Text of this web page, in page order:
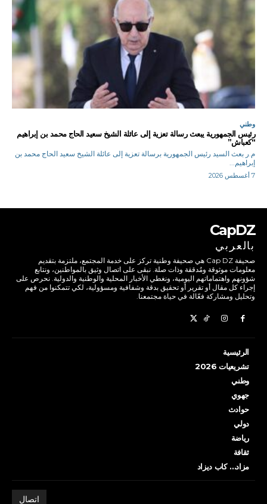
وطني
رئيس الجمهورية يبعث رسالة تعزية إلى عائلة الشيخ سعيد الحاج محمد بن إبراهيم
“كعباش”
م.ر بعث السيد رئيس الجمهورية برسالة تعزية إلى عائلة الشيخ سعيد الحاج محمد بن
إبراهيم...
7 أغسطس 2026
CapDZ
بالعربي
صحيفة Cap DZ هي صحيفة وطنية تركز على خدمة المجتمع، ملتزمة بتقديم
معلومات موثوقة ومُدققة وذات صلة. نبقى على اتصال وثيق بالمواطنين، ونتابع
شؤونهم واهتماماتهم اليومية، ونغطي الأخبار المحلية والوطنية والدولية. نحرص على
إجراء كل مقال أو تقرير أو تحقيق بدقة وشفافية ومسؤولية، لكي تتمكنوا من فهم
وتحليل ومشاركة فعّالة في حياة مجتمعنا.
الرئيسية
تشريعيات 2026
وطني
جهوي
حوادث
دولي
رياضة
ثقافة
مزاد… كاب ديزاد
اتصال